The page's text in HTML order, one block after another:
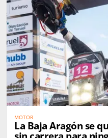
MOTOR
La Baja Aragón se